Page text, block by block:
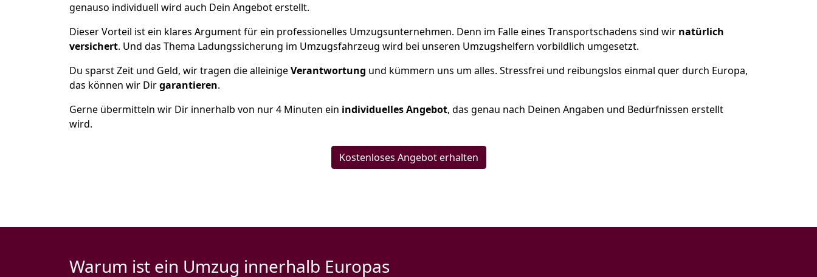
genauso individuell wird auch Dein Angebot erstellt.
Dieser Vorteil ist ein klares Argument für ein professionelles Umzugsunternehmen. Denn im Falle eines Transportschadens sind wir natürlich
versichert. Und das Thema Ladungssicherung im Umzugsfahrzeug wird bei unseren Umzugshelfern vorbildlich umgesetzt.
Du sparst Zeit und Geld, wir tragen die alleinigeVerantwortung und kümmern uns um alles. Stressfrei und reibungslos einmal quer durch Europa,
das können wir Dirgarantieren.
Gerne übermitteln wir Dir innerhalb von nur4 Minuten ein individuelles Angebot, das genau nach Deinen Angaben und Bedürfnissen erstellt
wird.
Kostenloses Angebot erhalten
Warum ist ein Umzug innerhalb Europas